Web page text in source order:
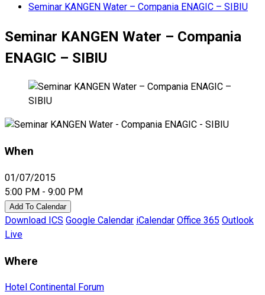
Seminar KANGEN Water – Compania ENAGIC – SIBIU
Seminar KANGEN Water – Compania
ENAGIC – SIBIU
When
01/07/2015
5:00 PM - 9:00 PM
Add To Calendar
Download ICS Google Calendar iCalendar Office 365 Outlook
Live
Where
Hotel Continental Forum